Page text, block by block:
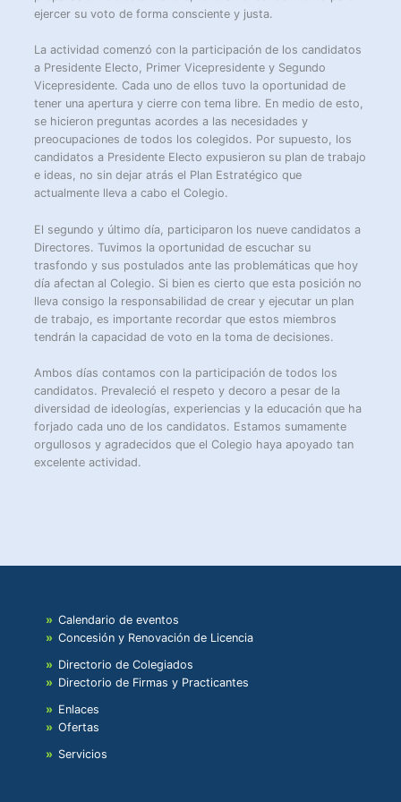
ejercer su voto de forma consciente y justa.
La actividad comenzó con la participación de los candidatos
a Presidente Electo, Primer Vicepresidente y Segundo
Vicepresidente. Cada uno de ellos tuvo la oportunidad de
tener una apertura y cierre con tema libre. En medio de esto,
se hicieron preguntas acordes a las necesidades y
preocupaciones de todos los colegidos. Por supuesto, los
candidatos a Presidente Electo expusieron su plan de trabajo
e ideas, no sin dejar atrás el Plan Estratégico que
actualmente lleva a cabo el Colegio.
El segundo y último día, participaron los nueve candidatos a
Directores. Tuvimos la oportunidad de escuchar su
trasfondo y sus postulados ante las problemáticas que hoy
día afectan al Colegio. Si bien es cierto que esta posición no
lleva consigo la responsabilidad de crear y ejecutar un plan
de trabajo, es importante recordar que estos miembros
tendrán la capacidad de voto en la toma de decisiones.
Ambos días contamos con la participación de todos los
candidatos. Prevaleció el respeto y decoro a pesar de la
diversidad de ideologías, experiencias y la educación que ha
forjado cada uno de los candidatos. Estamos sumamente
orgullosos y agradecidos que el Colegio haya apoyado tan
excelente actividad.
Calendario de eventos
Concesión y Renovación de Licencia
Directorio de Colegiados
Directorio de Firmas y Practicantes
Enlaces
Ofertas
Servicios